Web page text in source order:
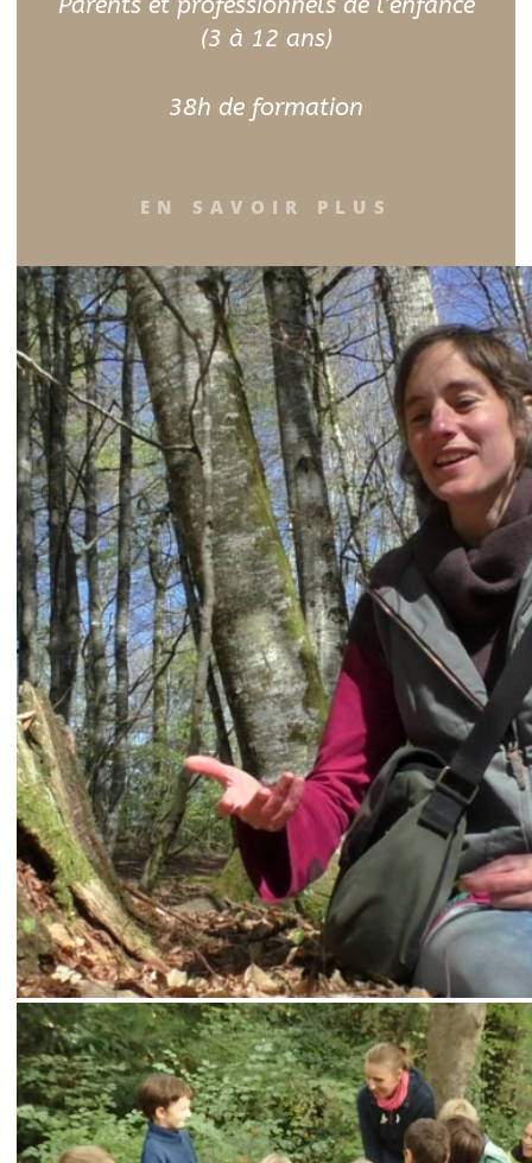
(3 à 12 ans)
38h de formation
EN SAVOIR PLUS